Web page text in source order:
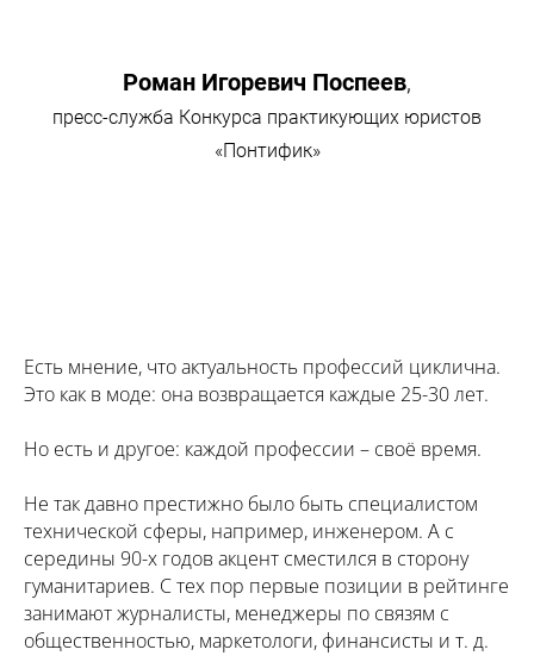
Роман Игоревич Поспеев,
пресс-служба Конкурса практикующих юристов
«Понтифик»
Есть мнение, что актуальность профессий циклична.
Это как в моде: она возвращается каждые 25-30 лет.
Но есть и другое: каждой профессии – своё время.
Не так давно престижно было быть специалистом
технической сферы, например, инженером. А с
середины 90-х годов акцент сместился в сторону
гуманитариев. С тех пор первые позиции в рейтинге
занимают журналисты, менеджеры по связям с
общественностью, маркетологи, финансисты и т. д.